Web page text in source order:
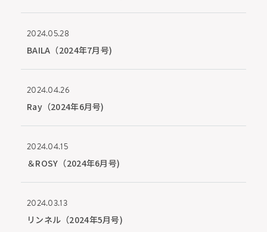
2024.05.28
BAILA（2024年7月号)
2024.04.26
Ray（2024年6月号)
2024.04.15
＆ROSY（2024年6月号)
2024.03.13
リンネル（2024年5月号)